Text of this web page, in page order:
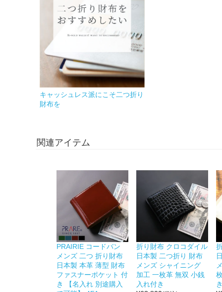
キャッシュレス派にこそ二つ折り
財布を
関連アイテム
PRAIRIE コードバン
メンズ 二つ 折り財布
日本製 本革 薄型 財布
ファスナーポケット 付
き 【名入れ 別途購入
折り財布 クロコダイル
日本製 二つ折り 財布
メンズ シャイニング
加工 一枚革 無双 小銭
入れ付き